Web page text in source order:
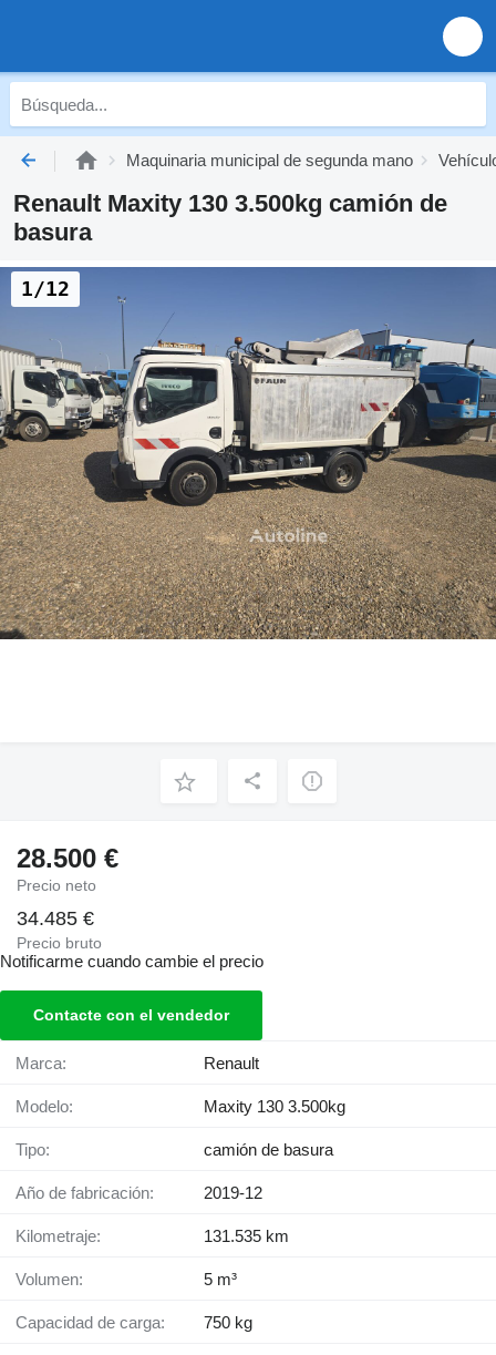
Maquinaria municipal de segunda mano
Renault Maxity 130 3.500kg camión de
basura
1/12
28.500 €
Precio neto
34.485 €
Precio bruto
Notificarme cuando cambie el precio
Contacte con el vendedor
Marca: Renault
Modelo: Maxity 130 3.500kg
Tipo: camión de basura
Año de fabricación: 2019-12
Kilometraje: 131.535 km
Volumen: 5 m³
Capacidad de carga: 750 kg